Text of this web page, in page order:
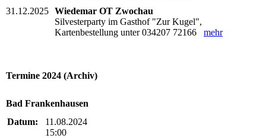
31.12.2025 Wiedemar OT Zwochau
Silvesterparty im Gasthof "Zur Kugel",
Kartenbestellung unter 034207 72166 mehr
Termine 2024 (Archiv)
Bad Frankenhausen
Datum:
11.08.2024
15:00